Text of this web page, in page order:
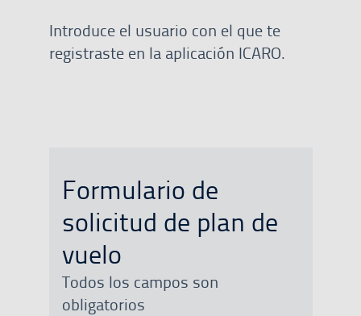
Introduce el usuario con el que te
registraste en la aplicación ICARO.
Formulario de
solicitud de plan de
vuelo
Todos los campos son
obligatorios